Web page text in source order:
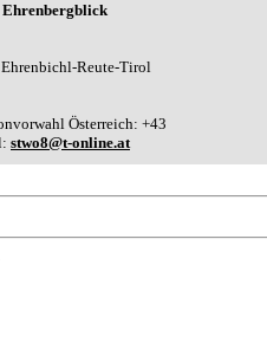
Ehrenbergblick
Reute-Tirol
Österreich: +43
stwo8@t-online.at